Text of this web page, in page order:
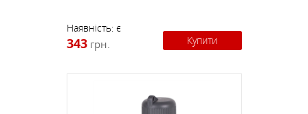
Наявність: є
343 грн. Купити